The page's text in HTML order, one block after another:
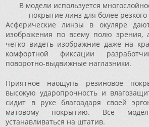
В модели используется
покрытие линз для более
Асферические линзы в окуляре
изображения по всему полю зрения,
четко видеть изображние даже на
комфортной фиксации
поворотно-выдвижные наглазники.
Приятное наощупь резиновое
высокую ударопрочность и
сидит в руке благоадаря своей
матовому покрытию. Все
устанавливаться на штатив.